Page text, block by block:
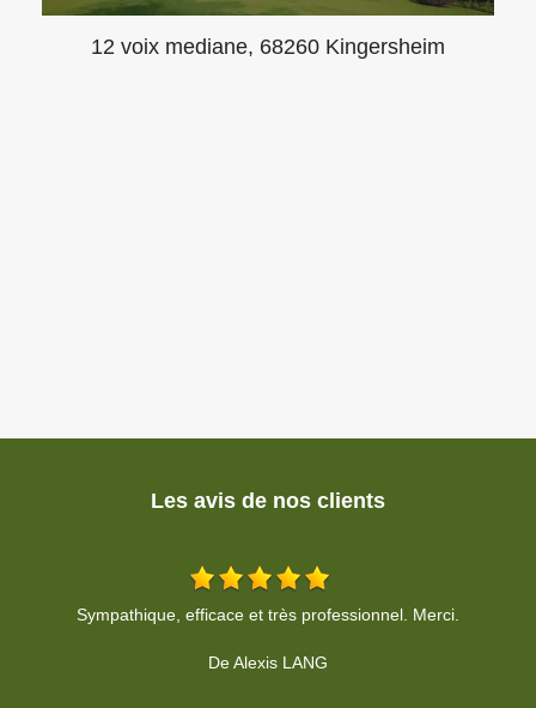
12 voix mediane, 68260 Kingersheim
Les avis de nos clients
Très bon travail. Professionnel, respect du devis et des délais. Je